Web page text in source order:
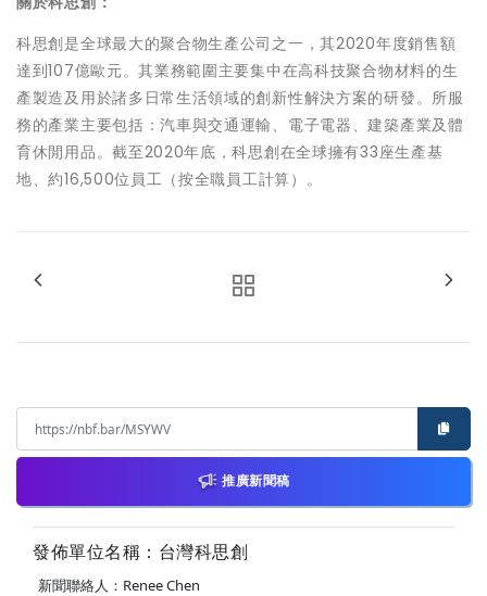
科思創是全球最大的聚合物生產公司之一，其2020年度銷售額
達到107億歐元。其業務範圍主要集中在高科技聚合物材料的生
產製造及用於諸多日常生活領域的創新性解決方案的研發。所服
務的產業主要包括：汽車與交通運輸、電子電器、建築產業及體
育休閒用品。截至2020年底，科思創在全球擁有33座生產基
地、約16,500位員工（按全職員工計算）。
推廣新聞稿
發佈單位名稱：台灣科思創
新聞聯絡人：Renee Chen